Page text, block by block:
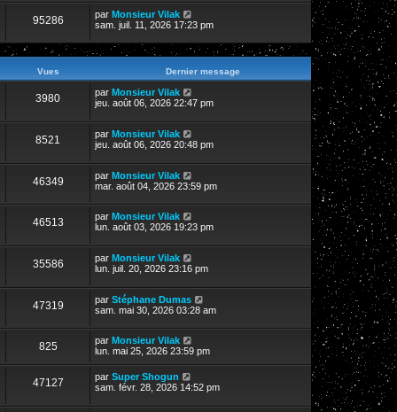
95286 par Monsieur Vilak
sam. juil. 11, 2026 17:23 pm
Vues Dernier message
3980 par Monsieur Vilak
jeu. août 06, 2026 22:47 pm
8521 par Monsieur Vilak
jeu. août 06, 2026 20:48 pm
46349 par Monsieur Vilak
mar. août 04, 2026 23:59 pm
46513 par Monsieur Vilak
lun. août 03, 2026 19:23 pm
35586 par Monsieur Vilak
lun. juil. 20, 2026 23:16 pm
47319 par Stéphane Dumas
sam. mai 30, 2026 03:28 am
825 par Monsieur Vilak
lun. mai 25, 2026 23:59 pm
47127 par Super Shogun
sam. févr. 28, 2026 14:52 pm